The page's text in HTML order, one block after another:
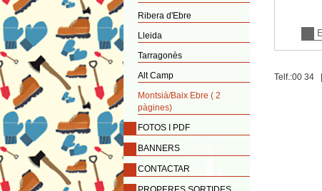
Ribera d'Ebre
Lleida
Tarragonès
Alt Camp
Montsià/Baix Ebre ( 2
pàgines)
FOTOS I PDF
BANNERS
CONTACTAR
Telf.:00 34